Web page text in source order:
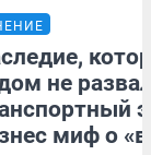
не
миф о